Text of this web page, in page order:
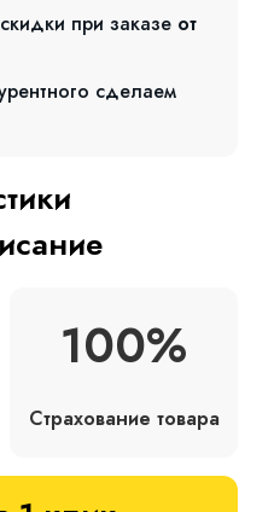
при заказе от
сделаем
100%
Страхование товара